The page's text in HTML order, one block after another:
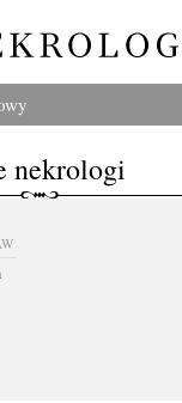
nekrologi